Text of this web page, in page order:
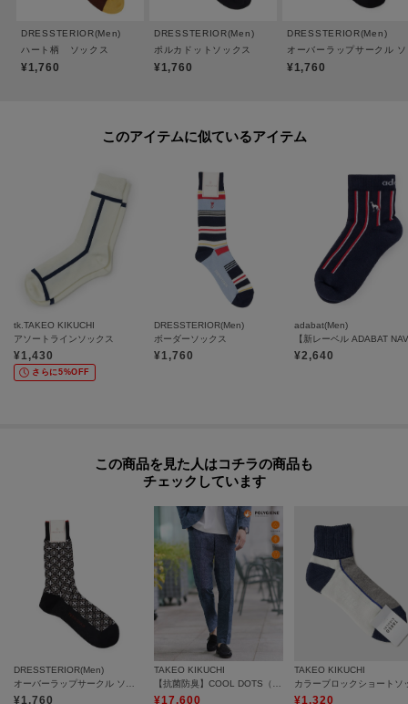
DRESSTERIOR(Men)
ハート柄 ソックス
¥1,760
DRESSTERIOR(Men)
ポルカドットソックス
¥1,760
DRESSTERIOR(Men)
オーバーラップサークル
¥1,760
このアイテムに似ているアイテム
tk.TAKEO KIKUCHI
アソートラインソックス
¥1,430
さらに5%OFF
DRESSTERIOR(Men)
ボーダーソックス
¥1,760
adabat(Men)
¥2,640
この商品を見た人はコチラの商品も
チェックしています
DRESSTERIOR(Men)
オーバーラップサークル ソックス
¥1,760
TAKEO KIKUCHI
【抗菌防臭】COOL DOTS（R）ドビープリント パンツ
¥17,600
TAKEO KIKUCHI
¥1,320